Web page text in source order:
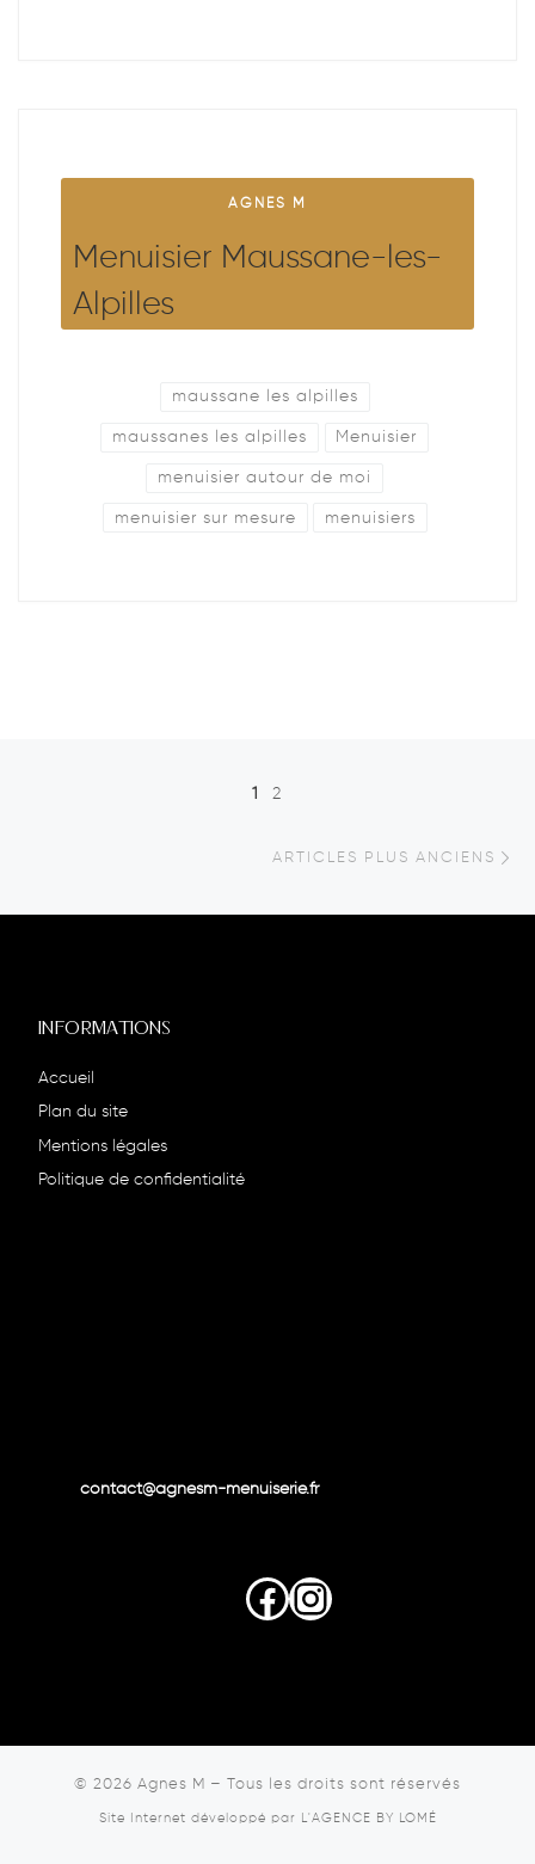
AGNES M
Menuisier Maussane-les-
Alpilles
maussane les alpilles
maussanes les alpilles Menuisier
menuisier autour de moi
menuisier sur mesure menuisiers
Posts navigation
1 2
ARTICLES PLUS ANCIENS
INFORMATIONS
Accueil
Plan du site
Mentions légales
Politique de confidentialité
contact@agnesm-menuiserie.fr
Facebook
Instagram
© 2026 Agnes M – Tous les droits sont réservés
Site Internet développé par L'AGENCE BY LOMÉ